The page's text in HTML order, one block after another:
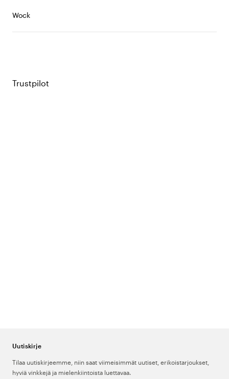
Wock
Trustpilot
Uutiskirje
Tilaa uutiskirjeemme, niin saat viimeisimmät uutiset, erikoistarjoukset,
hyviä vinkkejä ja mielenkiintoista luettavaa.